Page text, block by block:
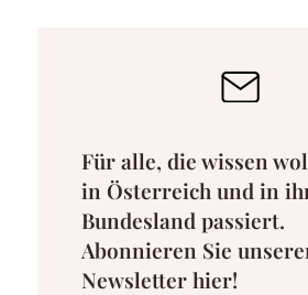
Für alle, die wissen
in Österreich und in
Bundesland passiert.
Abonnieren Sie
Newsletter hier!